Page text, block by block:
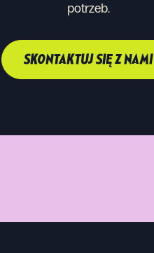
potrzeb.
SKONTAKTUJ SIĘ Z NAMI